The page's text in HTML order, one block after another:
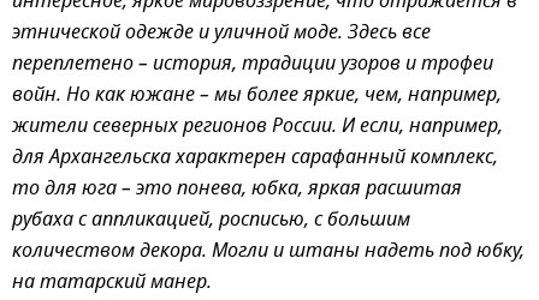
этнической одежде и уличной моде. Здесь все
переплетено – история, традиции узоров и трофеи
войн. Но как южане – мы более яркие, чем, например,
жители северных регионов России. И если, например,
для Архангельска характерен сарафанный комплекс,
то для юга – это понева, юбка, яркая расшитая
рубаха с аппликацией, росписью, с большим
количеством декора. Могли и штаны надеть под юбку,
на татарский манер.